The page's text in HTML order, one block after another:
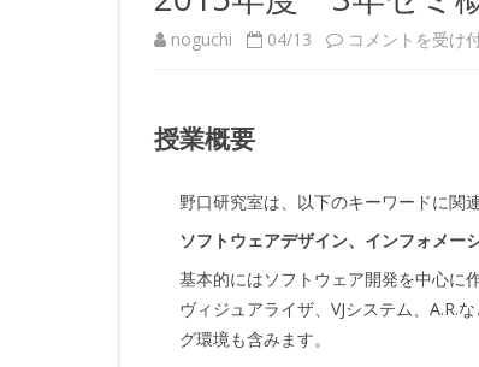
noguchi 04/13
2015
年
ゼ
ミ
コメントを受け
授業概要
野口研究室は、以下のキーワードに関
ソフトウェアデザイン、インフォメー
基本的にはソフトウェア開発を中心に
ヴィジュアライザ、VJシステム、A.R.
グ環境も含みます。